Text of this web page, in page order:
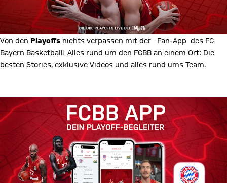
Von den Playoffs nichts verpassen mit der Fan-App des FC
Bayern Basketball! Alles rund um den FCBB an einem Ort: Die
besten Stories, exklusive Videos und alles rund ums Team.